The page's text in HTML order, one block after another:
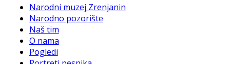
Narodni muzej Zrenjanin
Narodno pozorište
Naš tim
O nama
Pogledi